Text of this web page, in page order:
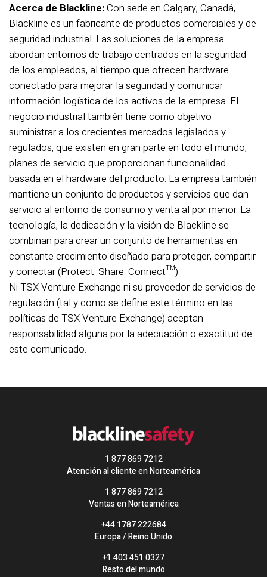
Acerca de Blackline:Con sede en Calgary, Canadá,
Blackline es un fabricante de productos comerciales y de
seguridad industrial. Las soluciones de la empresa
abordan entornos de trabajo centrados en la seguridad
de los empleados, al tiempo que ofrecen hardware
conectado para mejorar la seguridad y comunicar
información logística de los activos de la empresa. El
negocio industrial también tiene como objetivo
suministrar a los crecientes mercados legislados y
regulados, que existen en gran parte en todo el mundo,
planes de servicio que proporcionan funcionalidad
basada en el hardware del producto. La empresa también
mantiene un conjunto de productos y servicios que dan
servicio al entorno de consumo y venta al por menor. La
tecnología, la dedicación y la visión de Blackline se
combinan para crear un conjunto de herramientas en
constante crecimiento diseñado para proteger, compartir
y conectar (Protect. Share. Connect™).
Ni TSX Venture Exchange ni su proveedor de servicios de
regulación (tal y como se define este término en las
políticas de TSX Venture Exchange) aceptan
responsabilidad alguna por la adecuación o exactitud de
este comunicado.
1 877 869 7212
Atención al cliente en Norteamérica
1 877 869 7212
Ventas en Norteamérica
+44 1787 222684
Europa / Reino Unido
+1 403 451 0327
Resto del mundo